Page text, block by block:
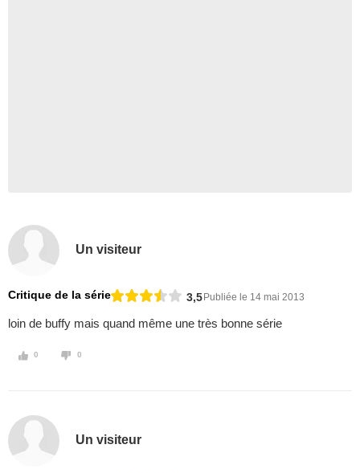
Un visiteur
Critique de la série 3,5Publiée le 14 mai 2013
loin de buffy mais quand même une très bonne série
0 0
Un visiteur